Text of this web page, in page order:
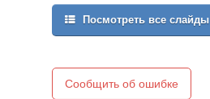
Посмотреть все слайды
Сообщить об ошибке